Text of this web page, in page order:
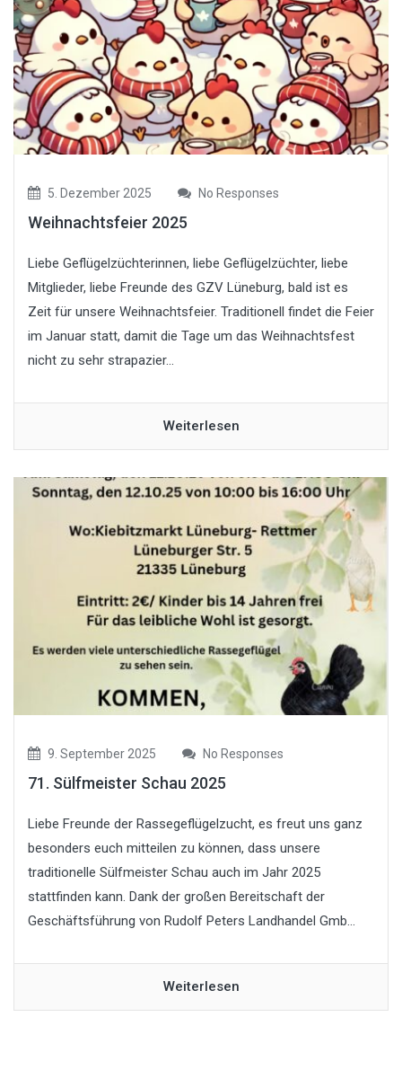
5. Dezember 2025 No Responses
Weihnachtsfeier 2025
Liebe Geflügelzüchterinnen, liebe Geflügelzüchter, liebe
Mitglieder, liebe Freunde des GZV Lüneburg, bald ist es
Zeit für unsere Weihnachtsfeier. Traditionell findet die Feier
im Januar statt, damit die Tage um das Weihnachtsfest
nicht zu sehr strapazier...
Weiterlesen
9. September 2025 No Responses
71. Sülfmeister Schau 2025
Liebe Freunde der Rassegeflügelzucht, es freut uns ganz
besonders euch mitteilen zu können, dass unsere
traditionelle Sülfmeister Schau auch im Jahr 2025
stattfinden kann. Dank der großen Bereitschaft der
Geschäftsführung von Rudolf Peters Landhandel Gmb...
Weiterlesen